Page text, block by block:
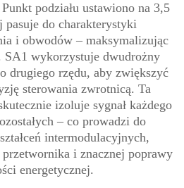
podziału ustawiono na 3,5
do charakterystyki
i obwodów – maksymalizując
SA1 wykorzystuje dwudrożny
drugiego rzędu, aby zwiększyć
sterowania zwrotnicą. Ta
izoluje sygnał każdego
– co prowadzi do
intermodulacyjnych,
i znacznej poprawy
energetycznej.